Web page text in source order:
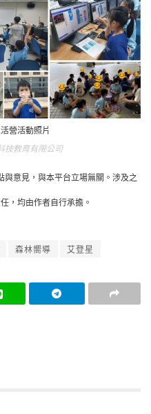
營活動照片
技教育有限公司
意見，與本平台立場無關。涉及之
，均由作者自行承擔。
森林嚮導 艾登星